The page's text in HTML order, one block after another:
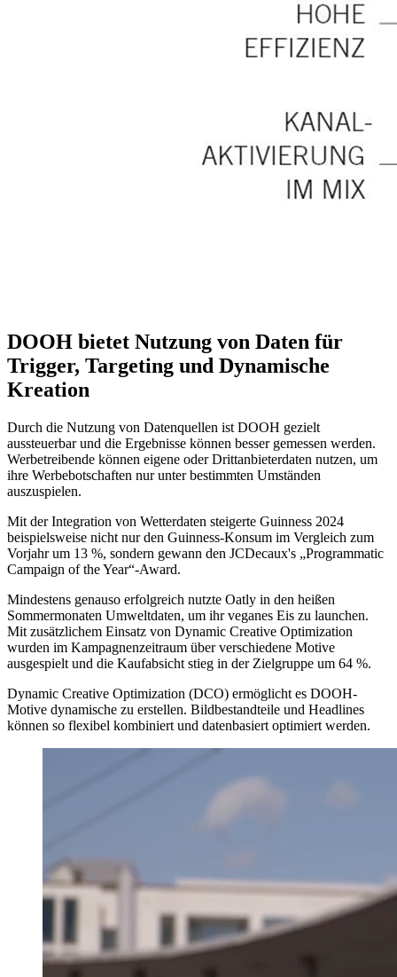
DOOH bietet Nutzung von Daten für
Trigger, Targeting und Dynamische
Kreation
Durch die Nutzung von Datenquellen ist DOOH gezielt
aussteuerbar und die Ergebnisse können besser gemessen werden.
Werbetreibende können eigene oder Drittanbieterdaten nutzen, um
ihre Werbebotschaften nur unter bestimmten Umständen
auszuspielen.
Mit der Integration von Wetterdaten steigerte Guinness 2024
beispielsweise nicht nur den Guinness-Konsum im Vergleich zum
Vorjahr um 13 %, sondern gewann den JCDecaux's „Programmatic
Campaign of the Year“-Award.
Mindestens genauso erfolgreich nutzte Oatly in den heißen
Sommermonaten Umweltdaten, um ihr veganes Eis zu launchen.
Mit zusätzlichem Einsatz von Dynamic Creative Optimization
wurden im Kampagnenzeitraum über verschiedene Motive
ausgespielt und die Kaufabsicht stieg in der Zielgruppe um 64 %.
Dynamic Creative Optimization (DCO) ermöglicht es DOOH-
Motive dynamische zu erstellen. Bildbestandteile und Headlines
können so flexibel kombiniert und datenbasiert optimiert werden.